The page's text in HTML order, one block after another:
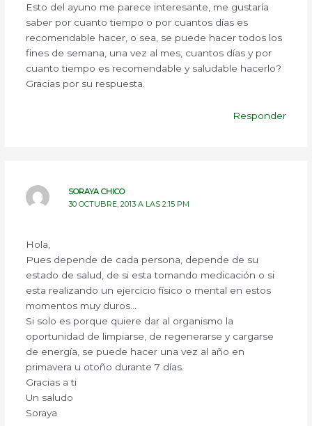
Esto del ayuno me parece interesante, me gustaría
saber por cuanto tiempo o por cuantos días es
recomendable hacer, o sea, se puede hacer todos los
fines de semana, una vez al mes, cuantos días y por
cuanto tiempo es recomendable y saludable hacerlo?
Gracias por su respuesta.
Responder
SORAYA CHICO
30 OCTUBRE, 2013 A LAS 2:15 PM
Hola,
Pues depende de cada persona, depende de su
estado de salud, de si esta tomando medicación o si
esta realizando un ejercicio físico o mental en estos
momentos muy duros…
Si solo es porque quiere dar al organismo la
oportunidad de limpiarse, de regenerarse y cargarse
de energía, se puede hacer una vez al año en
primavera u otoño durante 7 días.
Gracias a ti
Un saludo
Soraya